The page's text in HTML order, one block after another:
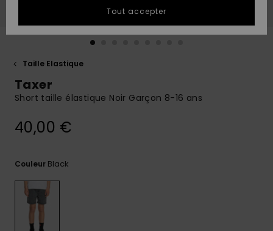
conversation
à votre
question.
Taille Elastique
Taxer
Short taille élastique Noir Garçon 8-16 ans
40,00 €
Couleur Black
Tout accepter